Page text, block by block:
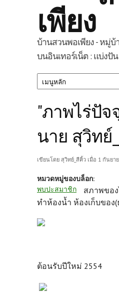
เพียง
บ้านสวนพอเพียง - หมู่บ้
บนอินเทอร์เน็ต : แบ่งปั
"ภาพไร่ปัจ
นาย สุวิทย์
เขียนโดย สุวิทย์_สีคิ้ว เมื่อ 1 กันยา
หมวดหมู่ของบล็อก:
พบปะสมาชิก
สภาพของ
ทำห้องน้ำ ห้องเก็บของ(
ต้อนรับปีใหม่ 2554